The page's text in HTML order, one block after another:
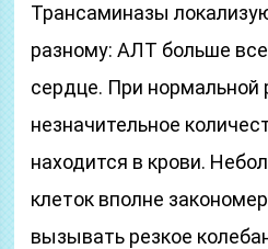
Трансаминазы
разному: АЛТ больше
сердце. При нормальной
незначительное
находится в крови.
клеток вполне
вызывать резкое